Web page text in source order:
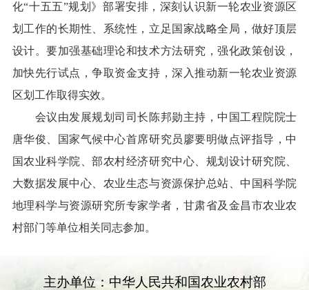
化“十五五”规划》部署安排，深刻认识新一轮农业资源区
划工作的长期性、系统性，立足国家战略全局，做好顶层
设计。要加强基础理论和技术方法研究，强化政策创设，
加快先行试点，争取资金支持，深入推动新一轮农业资源
区划工作取得实效。
会议由发展规划司司长陈邦勋主持，中国工程院院士
唐华俊、国家气候中心首席研究员廖要明做点评指导，中
国农业科学院、部农村经济研究中心、规划设计研究院、
大数据发展中心、农业生态与资源保护总站、中国科学院
地理科学与资源研究所专家学者，甘肃省及金昌市农业农
村部门等单位相关同志参加。
主办单位：中华人民共和国农业农村部